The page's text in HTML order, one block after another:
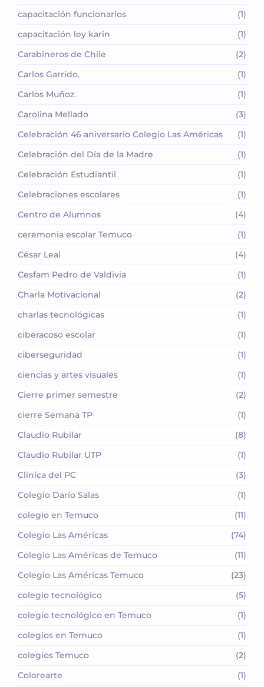
capacitación funcionarios
(1)
capacitación ley karin
(1)
Carabineros de Chile
(2)
Carlos Garrido.
(1)
Carlos Muñoz.
(1)
Carolina Mellado
(3)
Celebración 46 aniversario Colegio Las Américas
(1)
Celebración del Día de la Madre
(1)
Celebración Estudiantil
(1)
Celebraciones escolares
(1)
Centro de Alumnos
(4)
ceremonia escolar Temuco
(1)
César Leal
(4)
Cesfam Pedro de Valdivia
(1)
Charla Motivacional
(2)
charlas tecnológicas
(1)
ciberacoso escolar
(1)
ciberseguridad
(1)
ciencias y artes visuales
(1)
Cierre primer semestre
(2)
cierre Semana TP
(1)
Claudio Rubilar
(8)
Claudio Rubilar UTP
(1)
Clínica del PC
(3)
Colegio Darío Salas
(1)
colegio en Temuco
(11)
Colegio Las Américas
(74)
Colegio Las Américas de Temuco
(11)
Colegio Las Américas Temuco
(23)
colegio tecnológico
(5)
colegio tecnológico en Temuco
(1)
colegios en Temuco
(1)
colegios Temuco
(2)
Colorearte
(1)